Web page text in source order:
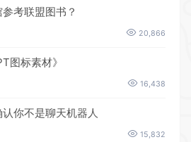
考联盟图书？
20,866
图标素材》
16,438
你不是聊天机器人
15,832